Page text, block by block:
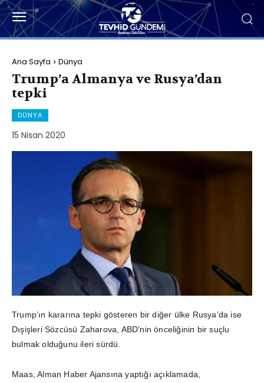
Ana Sayfa Dünya
Trump’a Almanya ve Rusya’dan
tepki
DÜNYA
15 Nisan 2020
Trump’ın kararına tepki gösteren bir diğer ülke Rusya’da ise
Dışişleri Sözcüsü Zaharova, ABD’nin önceliğinin bir suçlu
bulmak olduğunu ileri sürdü.
Maas, Alman Haber Ajansına yaptığı açıklamada,